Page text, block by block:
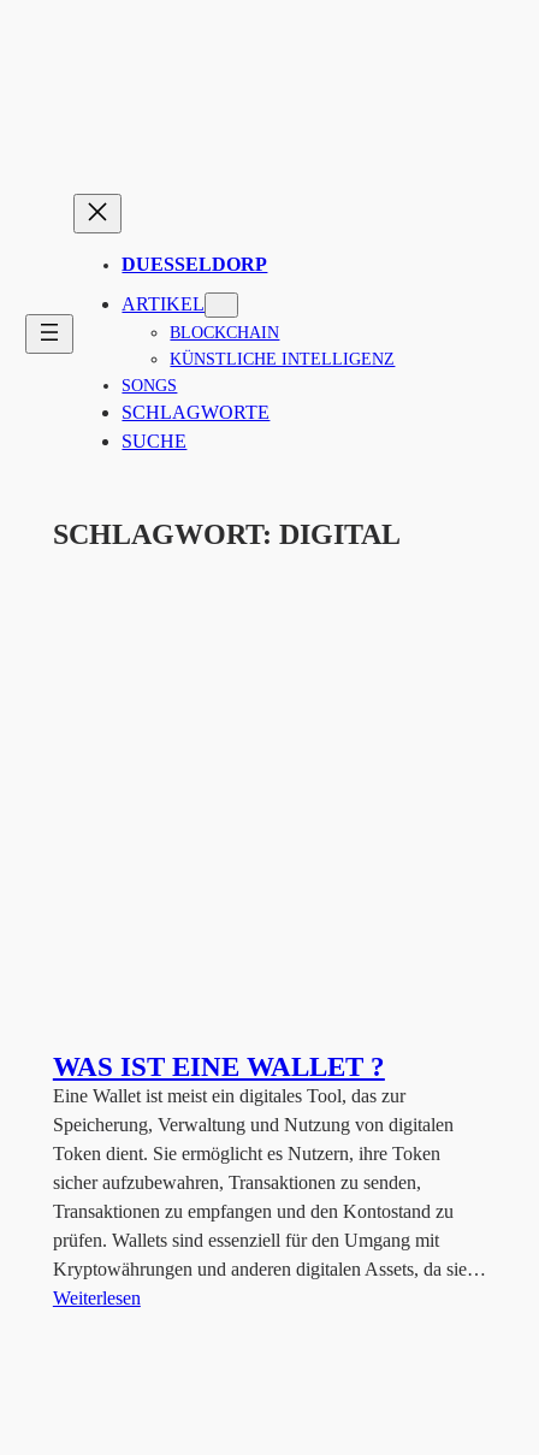
DUESSELDORP
ARTIKEL
BLOCKCHAIN
KÜNSTLICHE INTELLIGENZ
SONGS
SCHLAGWORTE
SUCHE
SCHLAGWORT: DIGITAL
WAS IST EINE WALLET ?
Eine Wallet ist meist ein digitales Tool, das zur
Speicherung, Verwaltung und Nutzung von digitalen
Token dient. Sie ermöglicht es Nutzern, ihre Token
sicher aufzubewahren, Transaktionen zu senden,
Transaktionen zu empfangen und den Kontostand zu
prüfen. Wallets sind essenziell für den Umgang mit
Kryptowährungen und anderen digitalen Assets, da sie…
Weiterlesen